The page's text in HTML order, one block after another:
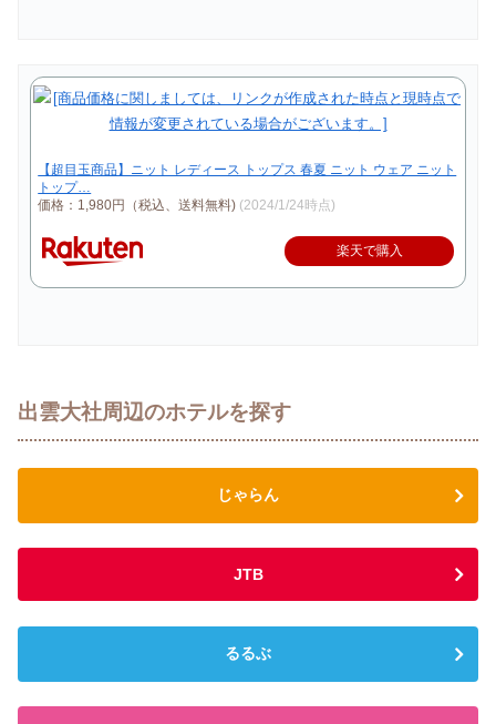
【超目玉商品】ニット レディース トップス 春夏 ニット ウェア ニット
トップ…
価格：1,980円（税込、送料無料) (2024/1/24時点)
楽天で購入
出雲大社周辺のホテルを探す
じゃらん
JTB
るるぶ